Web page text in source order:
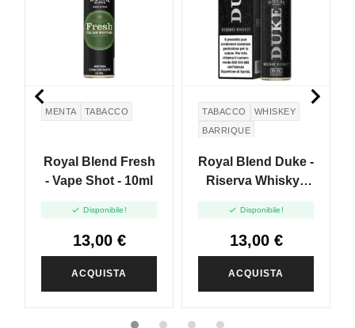
MENTA TABACCO
Royal Blend Fresh
- Vape Shot - 10ml
 Disponibile!
13,00 €
ACQUISTA
TABACCO
WHISKEY
BARRIQUE
Royal Blend Duke -
Riserva Whisky -
 Disponibile!
13,00 €
ACQUISTA
 